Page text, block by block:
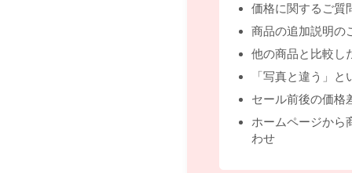
価格に関するご質
商品の追加説明の
他の商品と比較し
「写真と違う」
セール前後の価格
ホームページから
わせ